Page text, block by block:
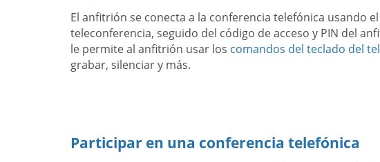
El anfitrión se conecta a la conferencia telefónica usando
teleconferencia, seguido del código de acceso y PIN del
le permite al anfitrión usar los comandos del teclado del
grabar, silenciar y más.
Participar en una conferencia telefónica